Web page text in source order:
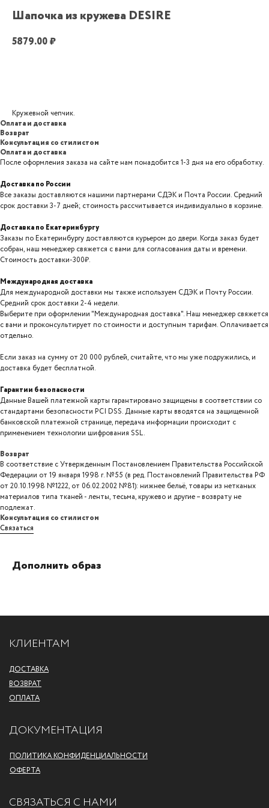
Шапочка из кружева DESIRE
5879.00₽
Кружевной чепчик.
Оплата и доставка
Возврат
Консультация со стилистом
Оплата и доставка
После оформления заказа на сайте нам понадобится 1-3 дня на его обработку.
Доставка по России
Все заказы доставляются нашими партнерами СДЭК и Почта России. Средний
срок доставки 3-7 дней; стоимость рассчитывается индивидуально в корзине.
Доставка по Екатеринбургу
Заказы по Екатеринбургу доставляются курьером до двери. Когда заказ будет
собран, наш менеджер свяжется с вами для согласования даты и времени.
Стоимость доставки-300₽.
Международная доставка
Для международной доставки мы также используем СДЭК и Почту России.
Средний срок доставки 2-4 недели.
Выберите при оформлении "Международная доставка". Наш менеджер свяжется
с вами и проконсультирует по стоимости и доступным тарифам. Оплачивается
отдельно.
Если заказ на сумму от 20 000 рублей, считайте, что мы уже подружились, и
доставка будет бесплатной.
Гарантии безопасности
Данные Вашей платежной карты гарантировано защищены в соответствии со
стандартами безопасности PCI DSS. Данные карты вводятся на защищенной
банковской платежной странице, передача информации происходит с
применением технологии шифрования SSL.
Возврат
В соответствие с Утвержденным Постановлением Правительства Российской
Федерации от 19 января 1998 г. №55 (в ред. Постановлений Правительства РФ
от 20.10.1998 №1222, от 06.02.2002 №81): нижнее бельё, товары из нетканых
материалов типа тканей - ленты, тесьма, кружево и другие – возврату не
подлежат.
Консультация со стилистом
Связаться
Дополнить образ
СВЯЗАТЬСЯ С НАМИ
КЛИЕНТАМ
ДОСТАВКА
ВОЗВРАТ
ПОЛИТИКА КОНФИДЕНЦИАЛЬНОСТИ
ОФЕРТА
ДОКУМЕНТАЦИЯ
ОПЛАТА